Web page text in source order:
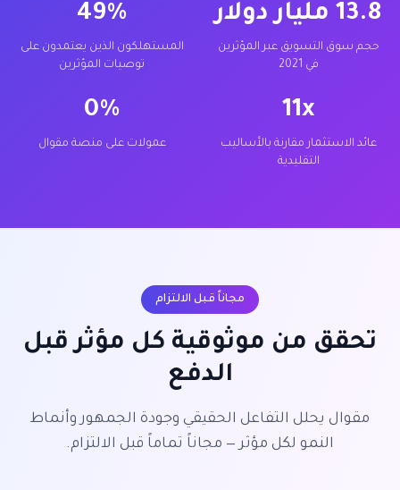
13.8 مليار دولار
حجم سوق التسويق عبر المؤثرين
في 2021
49%
المستهلكون الذين يعتمدون على
توصيات المؤثرين
11x
عائد الاستثمار مقارنة بالأساليب
التقليدية
0%
عمولات على منصة مقوال
مجاناً قبل الالتزام
تحقق من موثوقية كل مؤثر قبل
الدفع
مقوال يحلل التفاعل الحقيقي وجودة الجمهور وأنماط
النمو لكل مؤثر — مجاناً تماماً قبل الالتزام.